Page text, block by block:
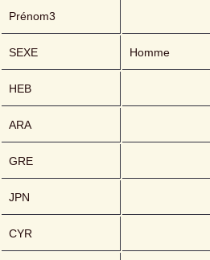
Prénom3
SEXE Homme
HEB
ARA
GRE
JPN
CYR